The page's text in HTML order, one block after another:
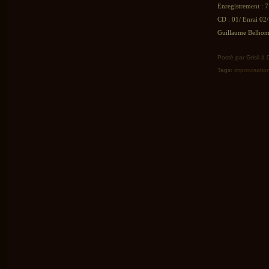
Enregistrement :
CD : 01/ Enrai
Guillaume
Posté par Grisli à
Tags: improvisation